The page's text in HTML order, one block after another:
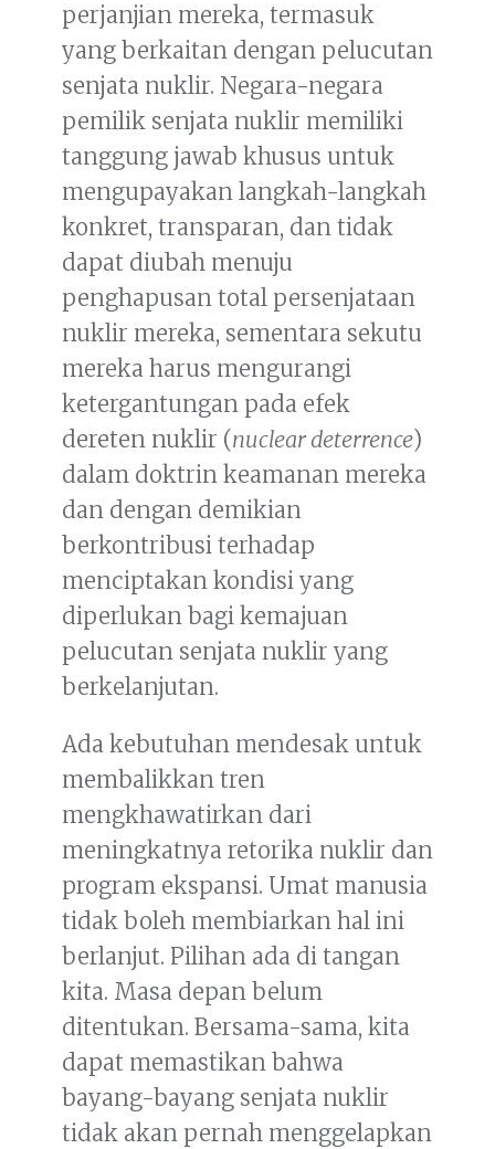
perjanjian mereka, termasuk
yang berkaitan dengan pelucutan
senjata nuklir. Negara-negara
pemilik senjata nuklir memiliki
tanggung jawab khusus untuk
mengupayakan langkah-langkah
konkret, transparan, dan tidak
dapat diubah menuju
penghapusan total persenjataan
nuklir mereka, sementara sekutu
mereka harus mengurangi
ketergantungan pada efek
dereten nuklir (nuclear deterrence)
dalam doktrin keamanan mereka
dan dengan demikian
berkontribusi terhadap
menciptakan kondisi yang
diperlukan bagi kemajuan
pelucutan senjata nuklir yang
berkelanjutan.
Ada kebutuhan mendesak untuk
membalikkan tren
mengkhawatirkan dari
meningkatnya retorika nuklir dan
program ekspansi. Umat manusia
tidak boleh membiarkan hal ini
berlanjut. Pilihan ada di tangan
kita. Masa depan belum
ditentukan. Bersama-sama, kita
dapat memastikan bahwa
bayang-bayang senjata nuklir
tidak akan pernah menggelapkan